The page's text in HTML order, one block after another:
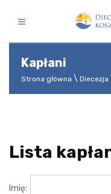
Kapłani
Strona główna Diecezja
Lista
Imię: